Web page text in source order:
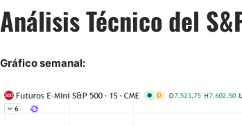
Análisis Técnico del
Gráfico semanal: